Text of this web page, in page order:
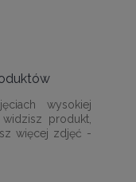
wysokiej
produkt,
więcej zdjęć -